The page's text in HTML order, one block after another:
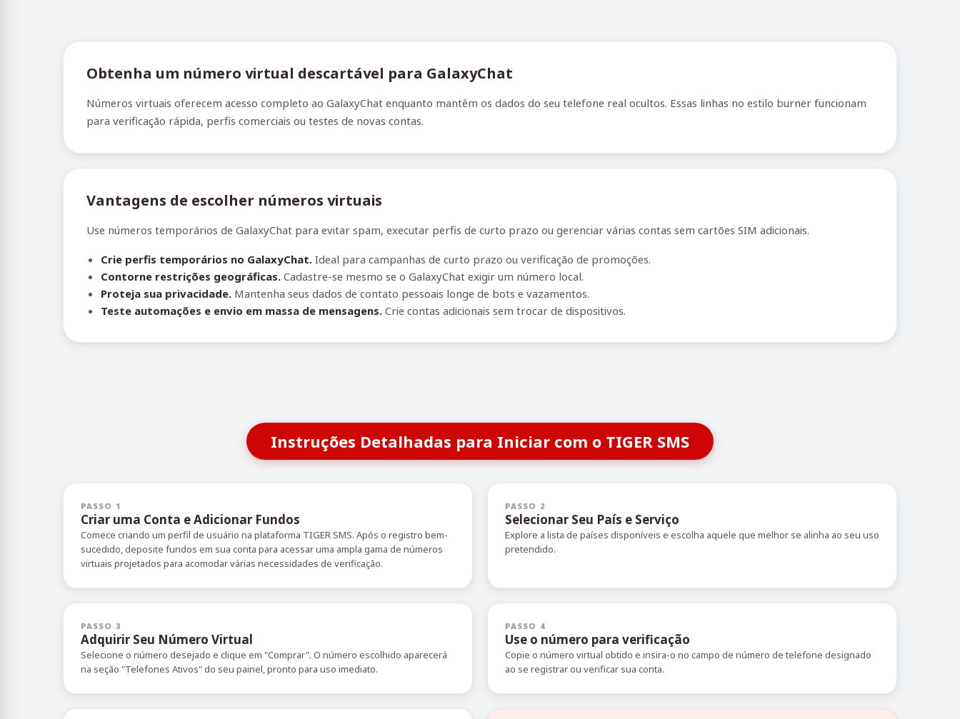
Obtenha um número virtual descartável para GalaxyChat
Números virtuais oferecem acesso completo ao GalaxyChat enquanto mantêm os dados do seu telefone real ocultos. Essas linhas no estilo burner funcionam
para verificação rápida, perfis comerciais ou testes de novas contas.
Vantagens de escolher números virtuais
Use números temporários de GalaxyChat para evitar spam, executar perfis de curto prazo ou gerenciar várias contas sem cartões SIM adicionais.
Crie perfis temporários no GalaxyChat. Ideal para campanhas de curto prazo ou verificação de promoções.
Contorne restrições geográficas. Cadastre-se mesmo se o GalaxyChat exigir um número local.
Proteja sua privacidade. Mantenha seus dados de contato pessoais longe de bots e vazamentos.
Teste automações e envio em massa de mensagens. Crie contas adicionais sem trocar de dispositivos.
Instruções Detalhadas para Iniciar com o TIGER SMS
PASSO 1
Criar uma Conta e Adicionar Fundos
Comece criando um perfil de usuário na plataforma TIGER SMS. Após o registro bem-
sucedido, deposite fundos em sua conta para acessar uma ampla gama de números
virtuais projetados para acomodar várias necessidades de verificação.
PASSO 2
Selecionar Seu País e Serviço
Explore a lista de países disponíveis e escolha aquele que melhor se alinha ao seu uso
pretendido.
PASSO 3
Adquirir Seu Número Virtual
Selecione o número desejado e clique em "Comprar". O número escolhido aparecerá
na seção "Telefones Ativos" do seu painel, pronto para uso imediato.
PASSO 4
Use o número para verificação
Copie o número virtual obtido e insira-o no campo de número de telefone designado
ao se registrar ou verificar sua conta.